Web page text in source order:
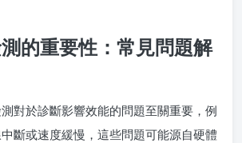
的重要性：常見問題解
對於診斷影響效能的問題至關重要，例
斷或速度緩慢，這些問題可能源自硬體